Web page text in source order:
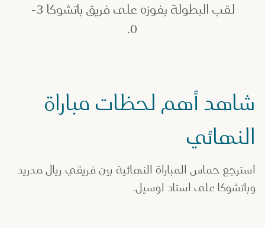
لقب البطولة بفوزه على فريق باتشوكا 3-
0.
شاهد أهم لحظات مباراة
النهائي
استرجع حماس المباراة النهائية بين فريقي ريال مدريد
وباتشوكا على استاد لوسيل.